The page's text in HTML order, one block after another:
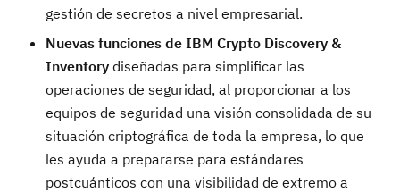
gestión de secretos a nivel empresarial.
Nuevas funciones de IBM Crypto Discovery &
Inventory diseñadas para simplificar las
operaciones de seguridad, al proporcionar a los
equipos de seguridad una visión consolidada de su
situación criptográfica de toda la empresa, lo que
les ayuda a prepararse para estándares
postcuánticos con una visibilidad de extremo a